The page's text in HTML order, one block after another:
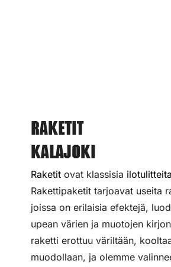
Raketit
Kalajoki
Raketit ovat klassisia ilotulitteita
Rakettipaketit tarjoavat useita
joissa on erilaisia efektejä,
upean värien ja muotojen
raketti erottuu väriltään,
muodollaan, ja olemme